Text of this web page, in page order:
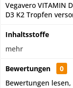
Vegavero VITAMIN
D3 K2 Tropfen
Inhaltsstoffe
mehr
Bewertungen
0
Bewertungen